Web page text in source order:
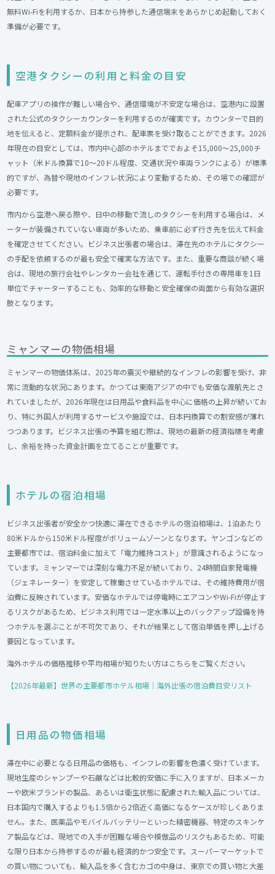
無料Wi-Fiを利用するか、日本から持参した通信端末をあらかじめ起動しておく
準備が必要です。
空港タクシーの利用と料金の目安
配車アプリの操作が難しい場合や、通信環境が不安定な場合は、空港内に設置
された公式のタクシーカウンターを利用するのが確実です。カウンターで目的
地を伝えると、定額料金が提示され、配車票を受け取ることができます。2026
年現在の目安としては、市内中心部のホテルまででおよそ15,000〜25,000チ
ャット（米ドル換算で10〜20ドル程度、交通状況や車両ランクによる）が標準
的ですが、為替や現地のインフレ状況により変動するため、その場での確認が
必要です。
市内から空港へ戻る際や、日中の移動で流しのタクシーを利用する場合は、メ
ーターが装備されていない車両が多いため、乗車前に必ず行き先を伝えて料金
を確定させてください。ビジネス出張者の場合は、滞在先のホテルにタクシー
の手配を依頼するのが最も安全で確実な方法です。また、重要な商談が続く場
合は、現地の旅行会社やレンタカー会社を通じて、運転手付きの専用車を1日
単位でチャーターすることも、効率的な移動と安全確保の両面から有効な選択
肢となります。
ミャンマーの物価相場
ミャンマーの物価体系は、2025年の震災や継続的なインフレの影響を受け、非
常に流動的な状況にあります。かつては東南アジアの中でも安価な渡航先とさ
れていましたが、2026年現在は日用品や食料品を中心に価格の上昇が続いてお
り、特に外国人が利用するサービスや施設では、日本円換算での割安感が薄れ
つつあります。ビジネス出張の予算を組む際は、現地の最新の経済指標を考慮
し、余裕を持った資金計画を立てることが重要です。
ホテルの宿泊相場
ビジネス出張者が安全かつ快適に滞在できるホテルの宿泊相場は、1泊あたり
80米ドルから150米ドル程度がボリュームゾーンとなります。ヤンゴンなどの
主要都市では、宿泊料金に加えて「電力維持コスト」が意識されるようになっ
ています。ミャンマーでは深刻な電力不足が続いており、24時間自家発電機
（ジェネレーター）を安定して稼働させているホテルでは、その維持費用が宿
泊費に反映されています。安価なホテルでは停電時にエアコンやWi-Fiが停止す
るリスクがあるため、ビジネス利用では一定水準以上のバックアップ設備を持
つホテルを選ぶことが不可欠であり、それが結果として宿泊単価を押し上げる
要因となっています。
海外ホテルの価格推移や平均相場が知りたい方はこちらをご覧ください。
【2026年最新】世界の主要都市ホテル相場｜海外出張の宿泊費目安リスト
日用品の物価相場
滞在中に必要となる日用品の価格も、インフレの影響を色濃く受けています。
現地生産のシャンプーや石鹸などは比較的安価に手に入りますが、日本メーカ
ーや欧米ブランドの製品、あるいは衛生状態に配慮された輸入品については、
日本国内で購入するよりも1.5倍から2倍近く高価になるケースが珍しくありま
せん。また、医薬品やモバイルバッテリーといった精密機器、特定のスキンケ
ア製品などは、現地での入手が困難な場合や模倣品のリスクもあるため、可能
な限り日本から持参するのが最も経済的かつ安全です。スーパーマーケットで
の買い物についても、輸入品を多く含むカゴの中身は、東京での買い物と大差